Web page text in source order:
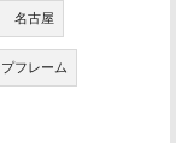
名古屋
フレーム